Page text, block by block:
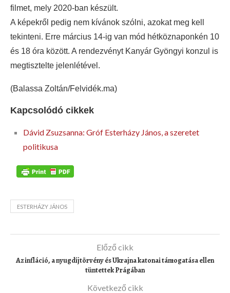
filmet, mely 2020-ban készült.
A képekről pedig nem kívánok szólni, azokat meg kell
tekinteni. Erre március 14-ig van mód hétköznaponkén 10
és 18 óra között. A rendezvényt Kanyár Gyöngyi konzul is
megtisztelte jelenlétével.
(Balassa Zoltán/Felvidék.ma)
Kapcsolódó cikkek
Dávid Zsuzsanna: Gróf Esterházy János, a szeretet
politikusa
ESTERHÁZY JÁNOS
Előző cikk
Az infláció, a nyugdíjtörvény és Ukrajna katonai támogatása ellen
tüntettek Prágában
Következő cikk